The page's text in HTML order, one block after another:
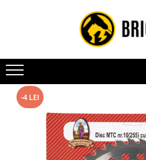
Toate Produsele
Vehicule electrice
Atv
Cu permis
Fără permis
Masini electrice
Motocross
-4 LEI